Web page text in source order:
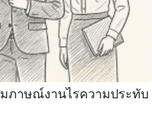
าษณ์งานไรความประทับ